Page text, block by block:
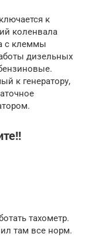
к
коленвала
с клеммы
дизельных
к генератору,
тахометр.
там все норм.